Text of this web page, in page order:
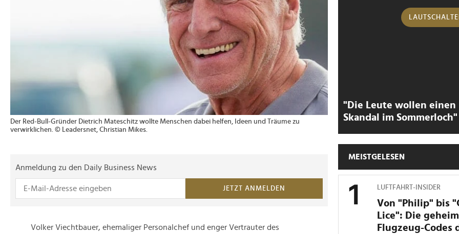
Der Red-Bull-Gründer Dietrich Mateschitz wollte Menschen dabei helfen, Ideen und Träume zu
verwirklichen. © Leadersnet, Christian Mikes.
Anmeldung zu den Daily Business News
JETZT ANMELDEN
Volker Viechtbauer, ehemaliger Personalchef und enger Vertrauter des
"Die Leute wollen einen
Skandal im Sommerloch"
MEISTGELESEN
LUFTFAHRT-INSIDER
Von "Philip" bis
Lice": Die
Flugzeug-Codes